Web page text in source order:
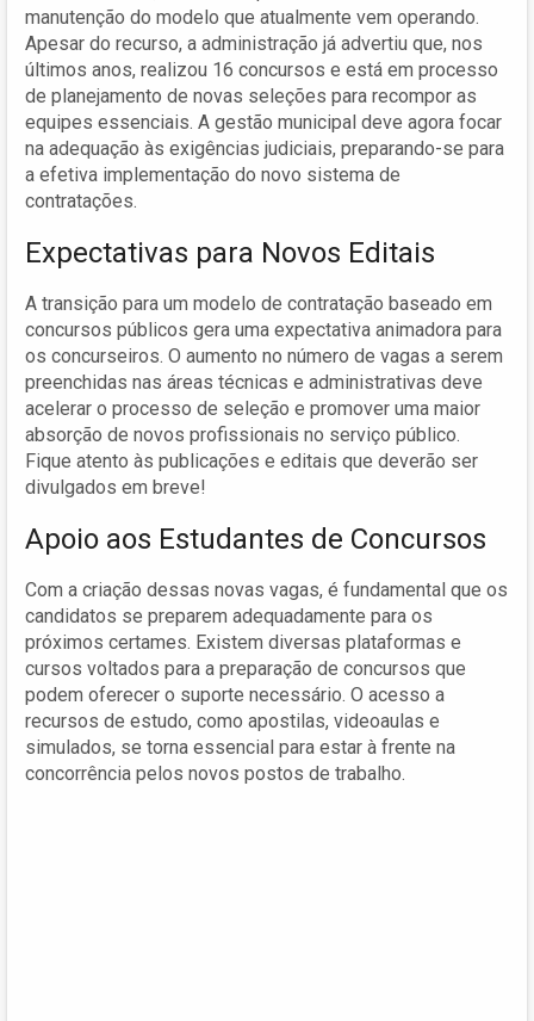
manutenção do modelo que atualmente vem operando.
Apesar do recurso, a administração já advertiu que, nos
últimos anos, realizou 16 concursos e está em processo
de planejamento de novas seleções para recompor as
equipes essenciais. A gestão municipal deve agora focar
na adequação às exigências judiciais, preparando-se para
a efetiva implementação do novo sistema de
contratações.
Expectativas para Novos Editais
A transição para um modelo de contratação baseado em
concursos públicos gera uma expectativa animadora para
os concurseiros. O aumento no número de vagas a serem
preenchidas nas áreas técnicas e administrativas deve
acelerar o processo de seleção e promover uma maior
absorção de novos profissionais no serviço público.
Fique atento às publicações e editais que deverão ser
divulgados em breve!
Apoio aos Estudantes de Concursos
Com a criação dessas novas vagas, é fundamental que os
candidatos se preparem adequadamente para os
próximos certames. Existem diversas plataformas e
cursos voltados para a preparação de concursos que
podem oferecer o suporte necessário. O acesso a
recursos de estudo, como apostilas, videoaulas e
simulados, se torna essencial para estar à frente na
concorrência pelos novos postos de trabalho.